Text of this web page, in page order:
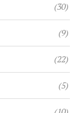
(30)
(9)
(22)
(5)